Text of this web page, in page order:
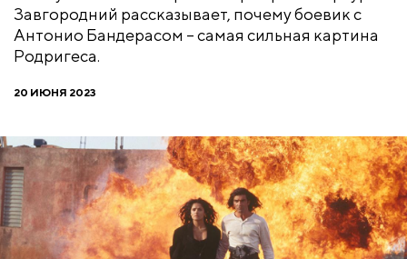
Завгородний рассказывает, почему боевик с
Антонио Бандерасом – самая сильная картина
Родригеса.
20 ИЮНЯ 2023